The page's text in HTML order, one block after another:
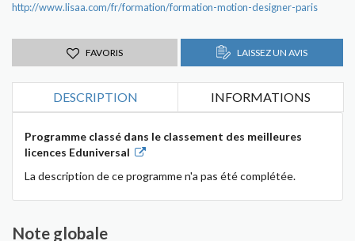
http://www.lisaa.com/fr/formation/formation-motion-designer-paris
FAVORIS LAISSEZ UN AVIS
DESCRIPTION INFORMATIONS
Programme classé dans le classement des meilleures
licences Eduniversal
La description de ce programme n'a pas été complétée.
Note globale